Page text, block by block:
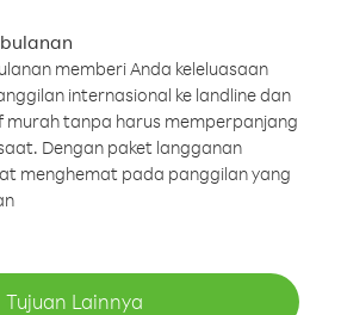
memberi Anda keleluasaan
internasional ke landline dan
murah tanpa harus memperpanjang
Dengan paket langganan
menghemat pada panggilan yang
Tujuan Lainnya